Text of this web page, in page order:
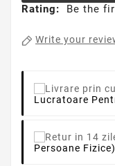
Rating: Be the
Write your
Lucratoare
Persoane Fizice)